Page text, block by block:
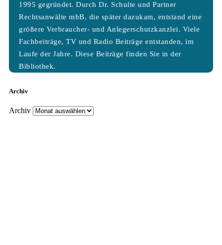
1995 gegründet. Durch Dr. Schulte und Partner
Rechtsanwälte mbB, die später dazukam, entstand eine
größere Verbraucher- und Anlegerschutzkanzlei. Viele
Fachbeiträge, TV und Radio Beiträge entstanden, im
Laufe der Jahre. Diese Beiträge finden Sie in der
Bibliothek.
Archiv
Archiv